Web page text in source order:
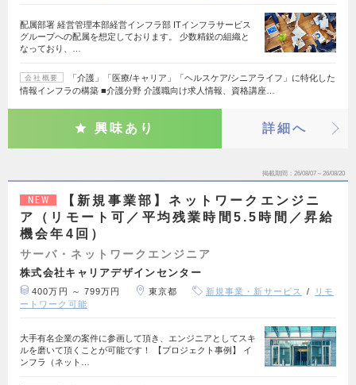
配属部署 経営管理本部経営インフラ部 ITインフラサービス
グループへの配属を想定しております。 少数精鋭の組織と
なっており、…
会社概要
「介護」「医療/キャリア」「ヘルスケア/シニアライフ」に特化した
情報インフラの構築 ■介護分野 介護職向け求人情報、資格講座…
興味あり 詳細へ
掲載期間 26/08/07～26/08/20
NEW
【新規事業部】ネットワークエンジニ
ア（リモート可／平均残業時間5.5時間／昇給
機会年4回）
サーバ・ネットワークエンジニア
株式会社キャリアデザインセンター
400万円 ～ 799万円 東京都 新規事業・新サービス
リモ
ートワーク可能
大手有名企業の案件に参画して頂き、エンジニアとしてスキ
ルを磨いて頂くことが可能です！ 【プロジェクト事例】 イ
ンフラ（ネット…